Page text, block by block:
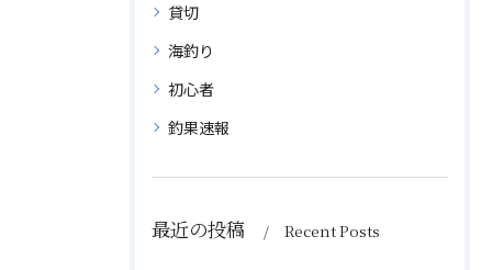
貸切
海釣り
初心者
釣果速報
最近の投稿 Recent Posts